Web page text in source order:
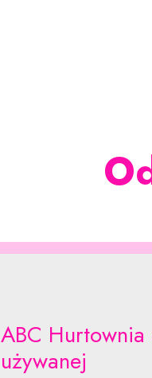
ABC
używanej